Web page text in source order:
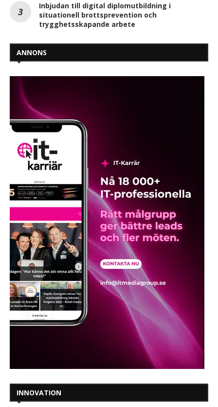
Inbjudan till digital diplomutbildning i
situationell brottsprevention och
trygghetsskapande arbete
ANNONS
INNOVATION